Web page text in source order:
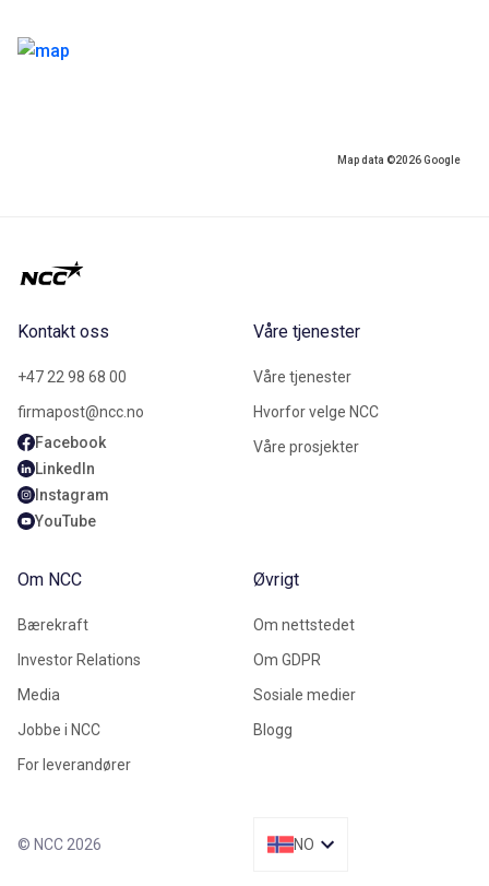
Map data ©2026 Google
Kontakt oss
+47 22 98 68 00
firmapost@ncc.no
Facebook
LinkedIn
Instagram
YouTube
Våre tjenester
Våre tjenester
Hvorfor velge NCC
Våre prosjekter
Om NCC
Bærekraft
Investor Relations
Media
Jobbe i NCC
For leverandører
Øvrigt
Om nettstedet
Om GDPR
Sosiale medier
Blogg
© NCC 2026 NO